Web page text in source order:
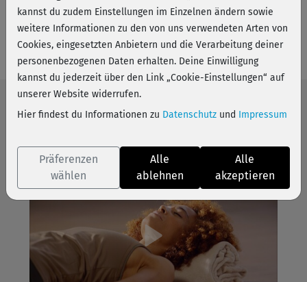
In ihren Kursen (on- und offline) sowie Workshops legt sie
neben der Körperarbeit besonderen Wert auf die
Stärkung der Mitte und die Öffnung des Geistes. Inspiriert
wird ihr authentischer Stil von Patrick Broome, Elena
Ries-Zeidler und Bryan Kest.
✚ Mehr anzeigen
Webseite
Die besten Kurse von Diarra
kannst du zudem Einstellungen im Einzelnen ändern sowie
weitere Informationen zu den von uns verwendeten Arten von
Cookies, eingesetzten Anbietern und die Verarbeitung deiner
personenbezogenen Daten erhalten. Deine Einwilligung
kannst du jederzeit über den Link „Cookie-Einstellungen“ auf
unserer Website widerrufen.
Hier findest du Informationen zu Datenschutz und Impressum
Präferenzen
wählen
Alle
ablehnen
Alle
akzeptieren